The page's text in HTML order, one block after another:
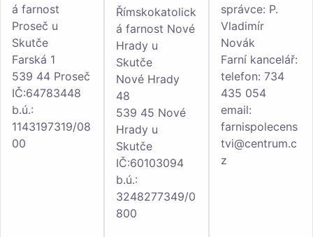
á farnost
Proseč u
Skutče
Farská 1
539 44 Proseč
IČ:64783448
b.ú.:
1143197319/08
00
Římskokatolick
á farnost Nové
Hrady u
Skutče
Nové Hrady
48
539 45 Nové
Hrady u
Skutče
IČ:60103094
b.ú.:
3248277349/0
800
správce: P.
Vladimír
Novák
Farní kancelář:
telefon: 734
435 054
email:
farnispolecens
tvi@centrum.c
z